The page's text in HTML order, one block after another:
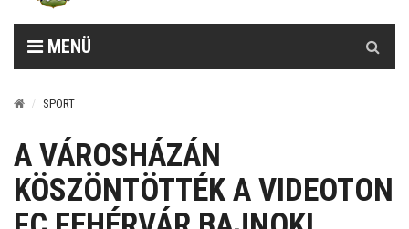
MENÜ
SPORT
A VÁROSHÁZÁN
KÖSZÖNTÖTTÉK A VIDEOTON